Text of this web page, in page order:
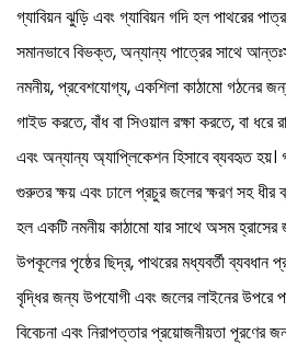
গ্যাবিয়ন ঝুড়ি এবং গ্যাবিয়ন গদি হল পাথরের
সমানভাবে বিভক্ত, অন্যান্য পাত্রের সাথে
নমনীয়, প্রবেশযোগ্য, একশিলা কাঠামো গঠনের
গাইড করতে, বাঁধ বা সিওয়াল রক্ষা করতে, বা ধরে
এবং অন্যান্য অ্যাপ্লিকেশন হিসাবে ব্যবহৃত হয়।
গুরুতর ক্ষয় এবং ঢালে প্রচুর জলের ক্ষরণ সহ ধীর
হল একটি নমনীয় কাঠামো যার সাথে অসম
উপকূলের পৃষ্ঠের ছিদ্র, পাথরের মধ্যবর্তী ব্যবধান
বৃদ্ধির জন্য উপযোগী এবং জলের লাইনের উপরে
বিবেচনা এবং নিরাপত্তার প্রয়োজনীয়তা পূরণের